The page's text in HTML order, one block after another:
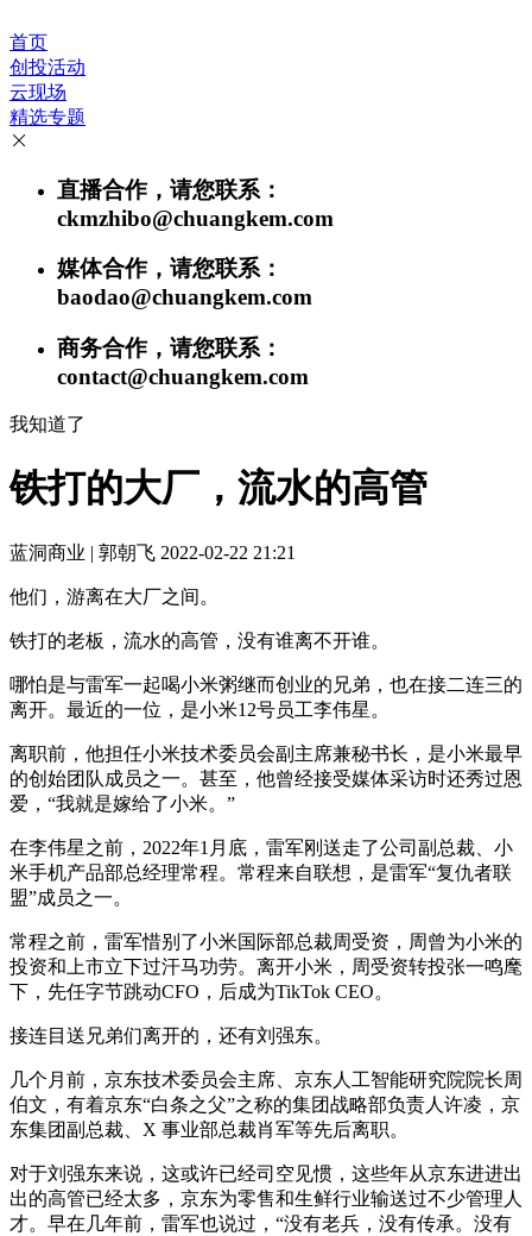
首页
创投活动
云现场
精选专题
直播合作，请您联系：
ckmzhibo@chuangkem.com
媒体合作，请您联系：
baodao@chuangkem.com
商务合作，请您联系：
contact@chuangkem.com
我知道了
铁打的大厂，流水的高管
蓝洞商业 | 郭朝飞 2022-02-22 21:21
他们，游离在大厂之间。
铁打的老板，流水的高管，没有谁离不开谁。
哪怕是与雷军一起喝小米粥继而创业的兄弟，也在接二连三的
离开。最近的一位，是小米12号员工李伟星。
离职前，他担任小米技术委员会副主席兼秘书长，是小米最早
的创始团队成员之一。甚至，他曾经接受媒体采访时还秀过恩
爱，“我就是嫁给了小米。”
在李伟星之前，2022年1月底，雷军刚送走了公司副总裁、小
米手机产品部总经理常程。常程来自联想，是雷军“复仇者联
盟”成员之一。
常程之前，雷军惜别了小米国际部总裁周受资，周曾为小米的
投资和上市立下过汗马功劳。离开小米，周受资转投张一鸣麾
下，先任字节跳动CFO，后成为TikTok CEO。
接连目送兄弟们离开的，还有刘强东。
几个月前，京东技术委员会主席、京东人工智能研究院院长周
伯文，有着京东“白条之父”之称的集团战略部负责人许凌，京
东集团副总裁、X 事业部总裁肖军等先后离职。
对于刘强东来说，这或许已经司空见惯，这些年从京东进进出
出的高管已经太多，京东为零售和生鲜行业输送过不少管理人
才。早在几年前，雷军也说过，“没有老兵，没有传承。没有